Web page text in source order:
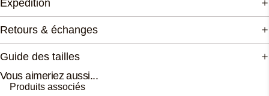
Expédition
Retours & échanges
Guide des tailles
Vous aimeriez aussi...
Produits associés